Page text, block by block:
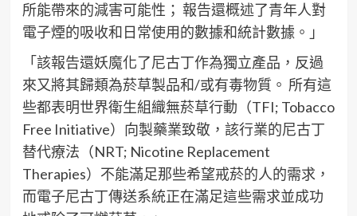
所能帶來的減害可能性； 報告還概述了青年人對
電子煙的吸收和日常使用的數據和統計數據。」
「該報告還妖魔化了尼古丁作為獨立產品，反過
來又將其歸類為菸草製品和/或有毒物質。 所有這
些都表明世界衛生組織無菸草行動（TFI; Tobacco
Free Initiative）向製藥業致敬，該行業的尼古丁
替代療法（NRT; Nicotine Replacement
Therapies）不能滿足那些希望戒菸的人的需求，
而電子尼古丁傳送系統正在滿足這些需求並成功